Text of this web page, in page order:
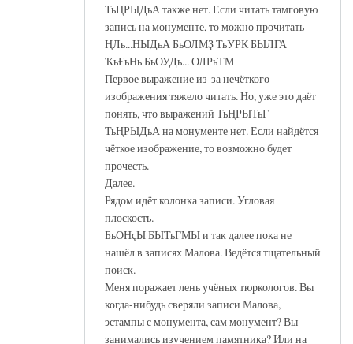
ТьҢРЫДьА также нет. Если читать тамговую
запись на монументе, то можно прочитать –
ҢЛь...НЫДьА БьОЛМҘ ТьУРК БЫЛГА
ҠьҒьНь БьОУДь... ОЛРьТМ
Первое выражение из-за нечёткого
изображения тяжело читать. Но, уже это даёт
понять, что выражений ТьҢРЫТьГ
ТьҢРЫДьА на монументе нет. Если найдётся
чёткое изображение, то возможно будет
прочесть.
Далее.
Рядом идёт колонка записи. Угловая
плоскость.
БьОНҫЫ БЫТьГМЫ и так далее пока не
нашёл в записях Малова. Ведётся тщательный
поиск.
Меня поражает лень учёных тюркологов. Вы
когда-нибудь сверяли записи Малова,
эстампы с монумента, сам монумент? Вы
занимались изучением памятника? Или на